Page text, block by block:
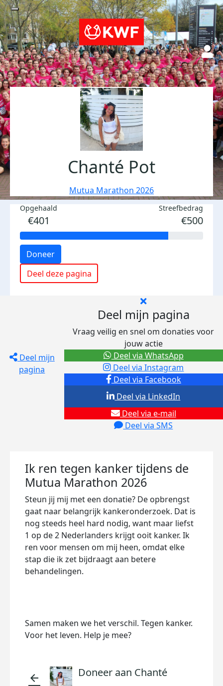
Chanté Pot
Mutua Marathon 2026
Opgehaald
€401
Streefbedrag
€500
Doneer
Deel deze pagina
Deel mijn
pagina
Deel mijn pagina
Vraag veilig en snel om donaties voor
jouw actie
Deel via Facebook
Deel via Instagram
Deel via e-mail
Deel via SMS
Deel via LinkedIn
Deel via WhatsApp
Ik ren tegen kanker tijdens de
Mutua Marathon 2026
Steun jij mij met een donatie? De opbrengst
gaat naar belangrijk kankeronderzoek. Dat is
nog steeds heel hard nodig, want maar liefst
1 op de 2 Nederlanders krijgt ooit kanker. Ik
ren voor mensen om mij heen, omdat elke
stap die ik zet bijdraagt aan betere
behandelingen.
Samen maken we het verschil. Tegen kanker.
Voor het leven. Help je mee?
arrow_back Doneer aan Chanté